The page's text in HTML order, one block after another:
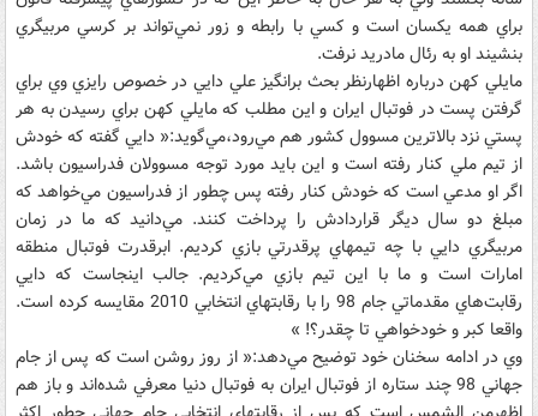
براي همه يکسان است و کسي با رابطه و زور نمي‌تواند بر کرسي مربيگري
بنشيند او به رئال مادريد نرفت.
مايلي کهن درباره اظهارنظر بحث برانگيز علي دايي در خصوص رايزي وي براي
گرفتن پست در فوتبال ايران و اين مطلب که مايلي کهن براي رسيدن به هر
پستي نزد بالاترين مسوول کشور هم مي‌رود،مي‌گويد:« دايي گفته که خودش
از تيم ملي کنار رفته است و اين بايد مورد توجه مسوولان فدراسيون باشد.
اگر او مدعي است که خودش کنار رفته پس چطور از فدراسيون مي‌خواهد که
مبلغ دو سال ديگر قراردادش را پرداخت کنند. مي‌دانيد که ما در زمان
مربيگري دايي با چه تيمهاي پرقدرتي بازي کرديم. ابرقدرت فوتبال منطقه
امارات است و ما با اين تيم بازي مي‌کرديم. جالب اينجاست که دايي
رقابت‌هاي مقدماتي جام 98 را با رقابتهاي انتخابي 2010 مقايسه کرده است.
واقعا کبر و خودخواهي تا چقدر؟! »
وي در ادامه سخنان خود توضيح مي‌دهد:« از روز روشن است که پس از جام
جهاني 98 چند ستاره از فوتبال ايران به فوتبال دنيا معرفي شده‌اند و باز هم